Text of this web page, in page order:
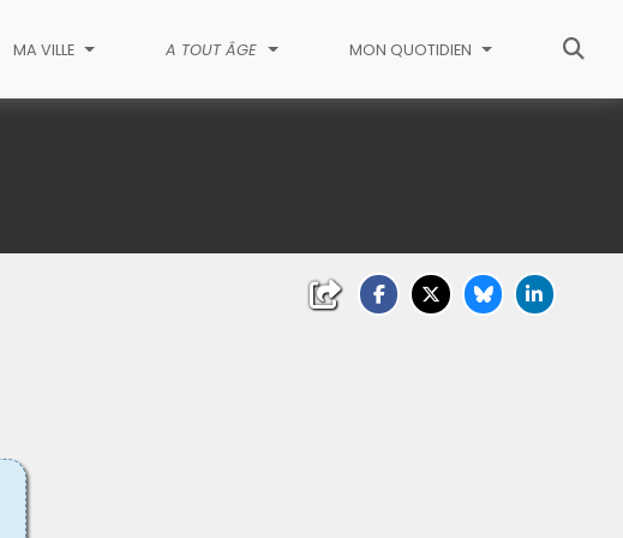
MA VILLE A TOUT ÂGE MON QUOTIDIEN